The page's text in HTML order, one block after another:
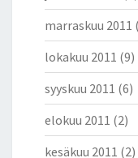
marraskuu 2011
lokakuu 2011 (9)
syyskuu 2011 (6)
elokuu 2011 (2)
kesäkuu 2011 (2)